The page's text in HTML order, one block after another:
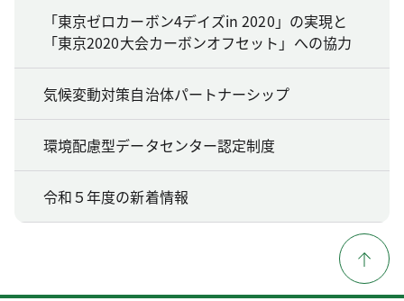
「東京ゼロカーボン4デイズin 2020」の実現と
「東京2020大会カーボンオフセット」への協力
気候変動対策自治体パートナーシップ
環境配慮型データセンター認定制度
令和５年度の新着情報